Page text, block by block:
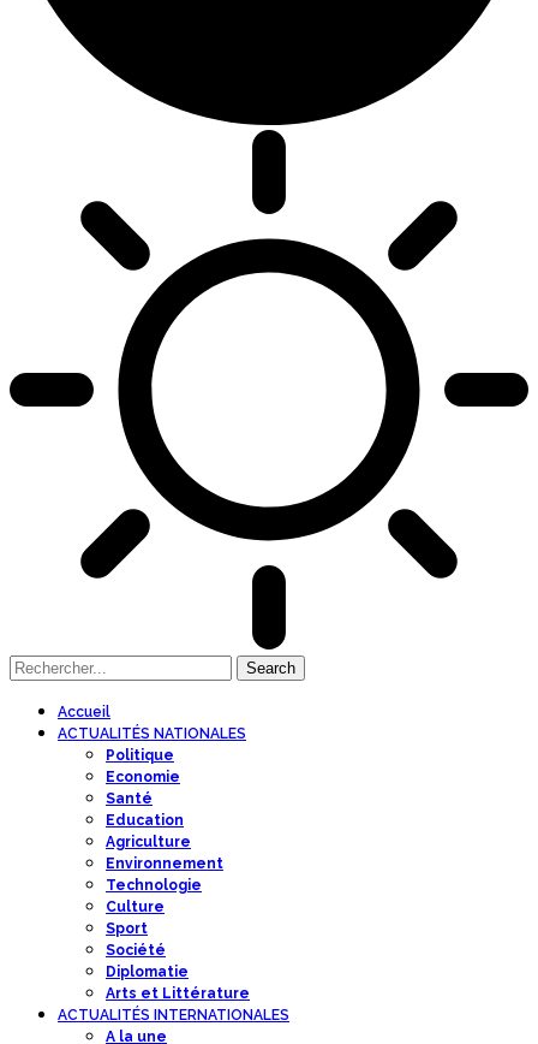
Accueil
ACTUALITÉS NATIONALES
Politique
Economie
Santé
Education
Agriculture
Environnement
Technologie
Culture
Sport
Société
Diplomatie
Arts et Littérature
ACTUALITÉS INTERNATIONALES
A la une